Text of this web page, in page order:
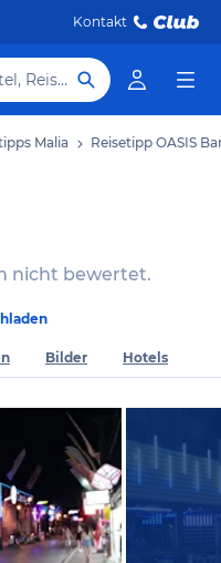
Kontakt
Hotel, Reiseziel
Malia Reisetipp OASIS
nicht bewertet.
Bilder Hotels